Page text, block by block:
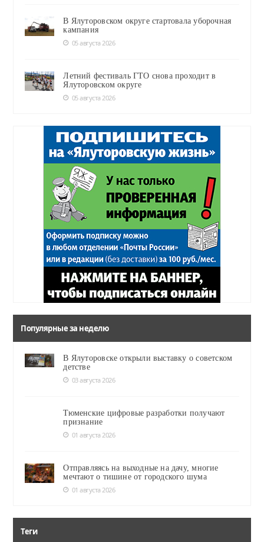
В Ялуторовском округе стартовала уборочная
кампания
05 августа 2026
Летний фестиваль ГТО снова проходит в
Ялуторовском округе
05 августа 2026
Популярные за неделю
В Ялуторовске открыли выставку о советском
детстве
03 августа 2026
Тюменские цифровые разработки получают
признание
01 августа 2026
Отправляясь на выходные на дачу, многие
мечтают о тишине от городского шума
01 августа 2026
Теги